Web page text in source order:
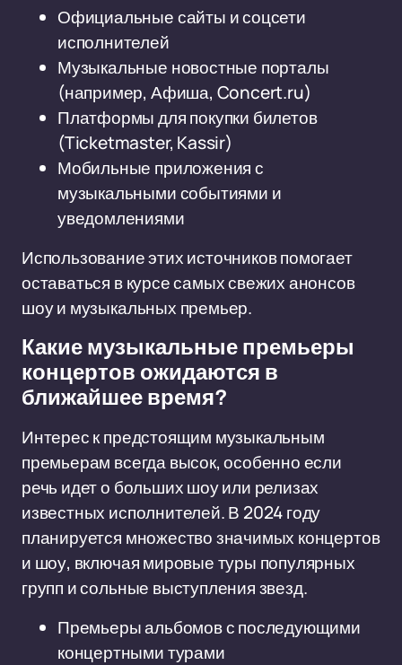
Официальные сайты и соцсети
исполнителей
Музыкальные новостные порталы
(например, Афиша, Concert.ru)
Платформы для покупки билетов
(Ticketmaster, Kassir)
Мобильные приложения с
музыкальными событиями и
уведомлениями
Использование этих источников помогает
оставаться в курсе самых свежих анонсов
шоу и музыкальных премьер.
Какие музыкальные премьеры
концертов ожидаются в
ближайшее время?
Интерес к предстоящим музыкальным
премьерам всегда высок, особенно если
речь идет о больших шоу или релизах
известных исполнителей. В 2024 году
планируется множество значимых концертов
и шоу, включая мировые туры популярных
групп и сольные выступления звезд.
Премьеры альбомов с последующими
концертными турами